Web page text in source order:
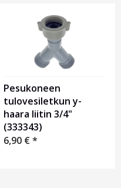
Pesukoneen
tulovesiletkun y-
haara liitin 3/4"
(333343)
6,90 €*